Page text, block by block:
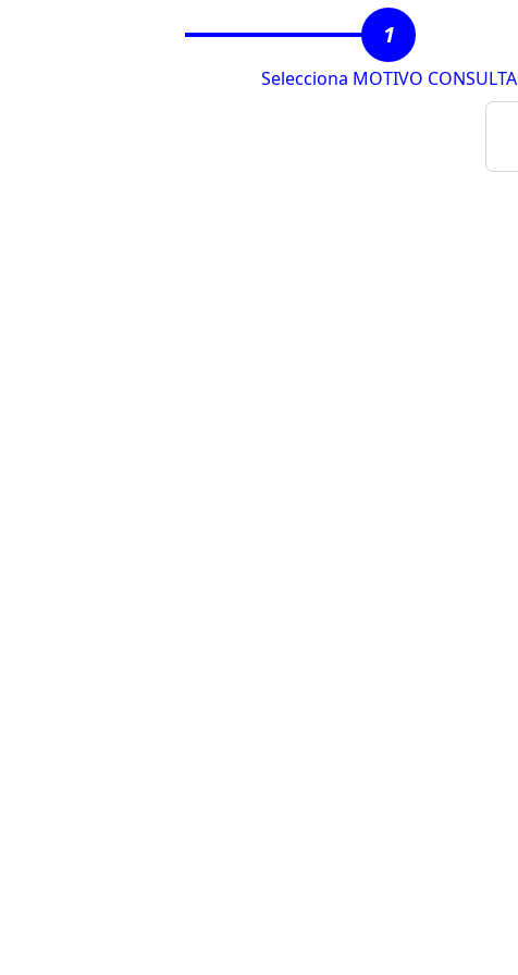
1
Selecciona MOTIVO CONSULTA